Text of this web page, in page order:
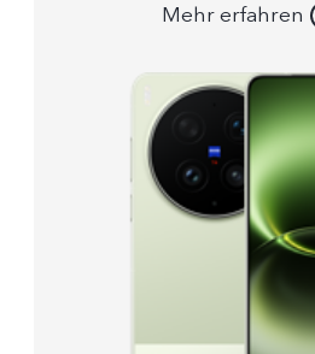
Mehr erfahren